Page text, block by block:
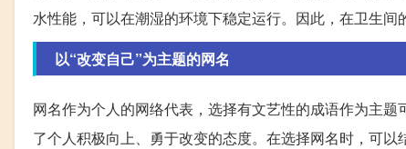
水性能，可以在潮湿的环境下稳定运行。因此，在卫生
以“改变自己”为主题的网名
网名作为个人的网络代表，选择有文艺性的成语作为主
了个人积极向上、勇于改变的态度。在选择网名时，可